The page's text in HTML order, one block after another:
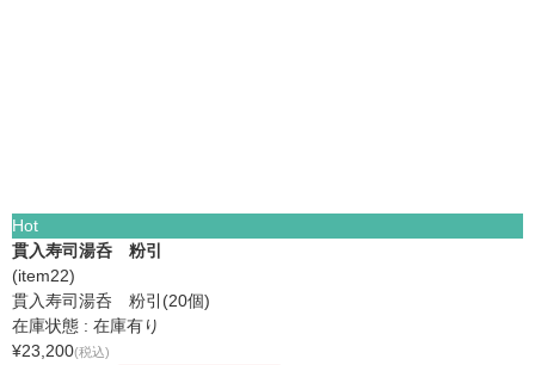
Hot
貫入寿司湯呑 粉引
(item22)
貫入寿司湯呑 粉引(20個)
在庫状態 : 在庫有り
¥23,200(税込)